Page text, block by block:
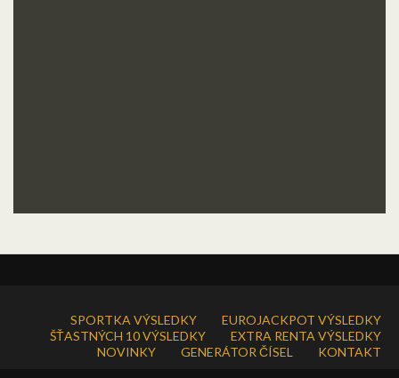
SPORTKA VÝSLEDKY
EUROJACKPOT VÝSLEDKY
ŠŤASTNÝCH 10 VÝSLEDKY
EXTRA RENTA VÝSLEDKY
NOVINKY
GENERÁTOR ČÍSEL KONTAKT